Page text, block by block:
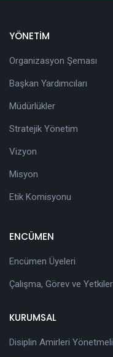
YÖNETİM
Organizasyon Şeması
Başkan Yardımcıları
Müdürlükler
Stratejik Yönetim
Vizyon
Misyon
Etik Komisyonu
ENCÜMEN
Encümen Üyeleri
Çalışma, Görev ve
KURUMSAL
Disiplin Amirleri